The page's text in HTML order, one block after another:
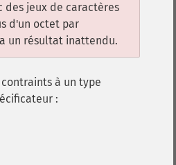
des jeux de caractères
d'un octet par
un résultat inattendu.
à un type
: